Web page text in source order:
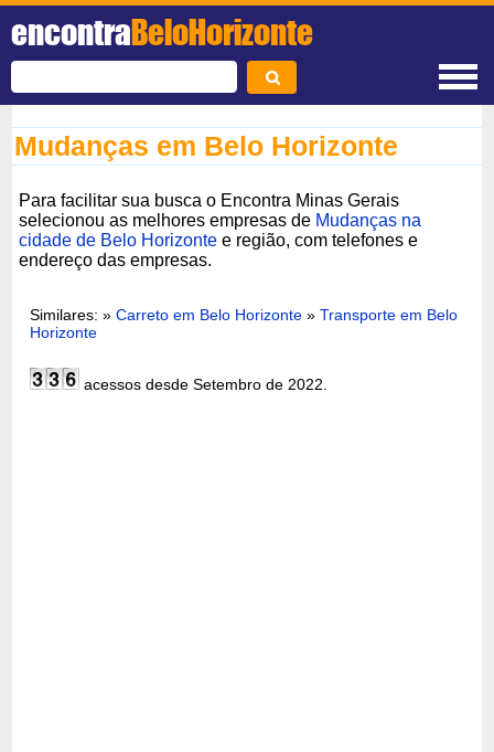
encontraBeloHorizonte
Mudanças em Belo Horizonte
Para facilitar sua busca o Encontra Minas Gerais
selecionou as melhores empresas de Mudanças na
cidade de Belo Horizonte e região, com telefones e
endereço das empresas.
Similares: »Carreto em Belo Horizonte »Transporte em Belo
Horizonte
acessos desde Setembro de 2022.